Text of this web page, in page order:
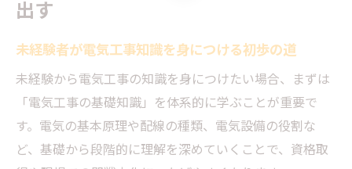
出す
未経験者が電気工事知識を身につける初歩の道
未経験から電気工事の知識を身につけたい場合、まずは
「電気工事の基礎知識」を体系的に学ぶことが重要で
す。電気の基本原理や配線の種類、電気設備の役割な
ど、基礎から段階的に理解を深めていくことで、資格取